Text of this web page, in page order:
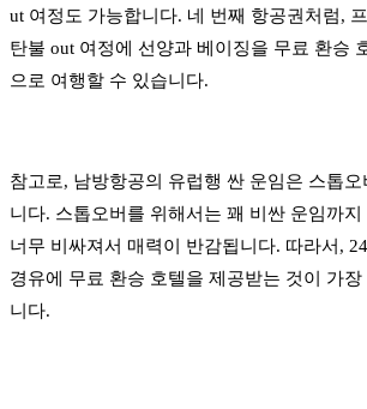
ut 여정도 가능합니다. 네 번째 항공권처럼,
탄불 out 여정에 선양과 베이징을 무료 환승
으로 여행할 수 있습니다.
참고로, 남방항공의 유럽행 싼 운임은 스톱
니다. 스톱오버를 위해서는 꽤 비싼 운임까
너무 비싸져서 매력이 반감됩니다. 따라서,
경유에 무료 환승 호텔을 제공받는 것이 가
니다.